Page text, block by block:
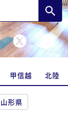
甲信越 北陸
山形県